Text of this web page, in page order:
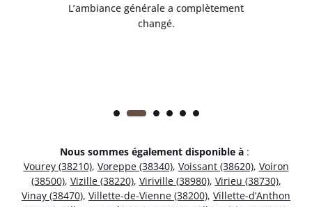
L’ambiance générale a complètement
changé.
Nous sommes également disponible à :
Vourey (38210), Voreppe (38340), Voissant (38620), Voiron
(38500), Vizille (38220), Viriville (38980), Virieu (38730),
Vinay (38470), Villette-de-Vienne (38200), Villette-d’Anthon